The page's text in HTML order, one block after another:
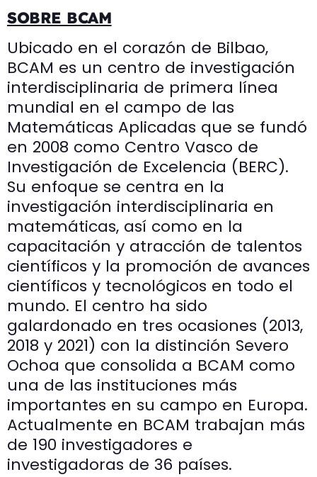
SOBRE BCAM
Ubicado en el corazón de Bilbao,
BCAM es un centro de investigación
interdisciplinaria de primera línea
mundial en el campo de las
Matemáticas Aplicadas que se fundó
en 2008 como Centro Vasco de
Investigación de Excelencia (BERC).
Su enfoque se centra en la
investigación interdisciplinaria en
matemáticas, así como en la
capacitación y atracción de talentos
científicos y la promoción de avances
científicos y tecnológicos en todo el
mundo. El centro ha sido
galardonado en tres ocasiones (2013,
2018 y 2021) con la distinción Severo
Ochoa que consolida a BCAM como
una de las instituciones más
importantes en su campo en Europa.
Actualmente en BCAM trabajan más
de 190 investigadores e
investigadoras de 36 países.